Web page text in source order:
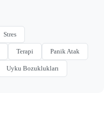
Stres
Terapi Panik Atak
Uyku Bozuklukları